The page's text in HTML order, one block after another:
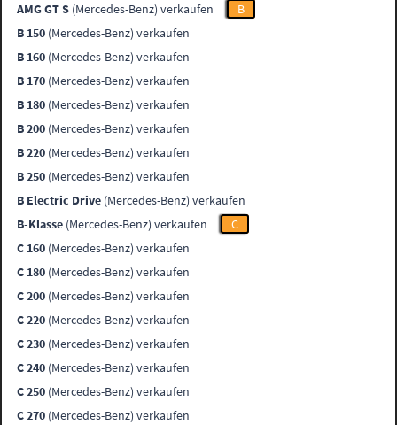
AMG GT S (Mercedes-Benz) verkaufen
B
B 150 (Mercedes-Benz) verkaufen
B 160 (Mercedes-Benz) verkaufen
B 170 (Mercedes-Benz) verkaufen
B 180 (Mercedes-Benz) verkaufen
B 200 (Mercedes-Benz) verkaufen
B 220 (Mercedes-Benz) verkaufen
B 250 (Mercedes-Benz) verkaufen
B Electric Drive (Mercedes-Benz) verkaufen
B-Klasse (Mercedes-Benz) verkaufen
C
C 160 (Mercedes-Benz) verkaufen
C 180 (Mercedes-Benz) verkaufen
C 200 (Mercedes-Benz) verkaufen
C 220 (Mercedes-Benz) verkaufen
C 230 (Mercedes-Benz) verkaufen
C 240 (Mercedes-Benz) verkaufen
C 250 (Mercedes-Benz) verkaufen
C 270 (Mercedes-Benz) verkaufen